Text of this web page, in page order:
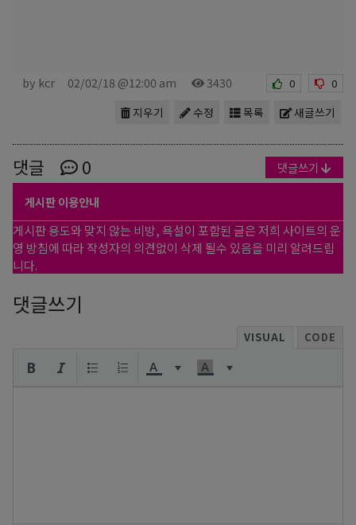
by kcr 02/02/18 @12:00 am 3430 0 0
새글쓰기
목록
수정
지우기
댓글 0 댓글쓰기
게시판 이용안내
게시판 용도와 맞지 않는 비방, 욕설이 포함된 글은 저희 사이트의 운
영 방침에 따라 작성자의 의견없이 삭제 될수 있음을 미리 알려드립
니다.
댓글쓰기
VISUAL CODE